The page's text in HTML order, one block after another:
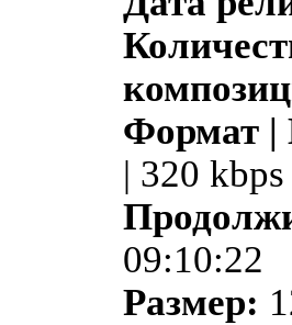
Формат |
| 320 kbps
09:10:22
Размер: